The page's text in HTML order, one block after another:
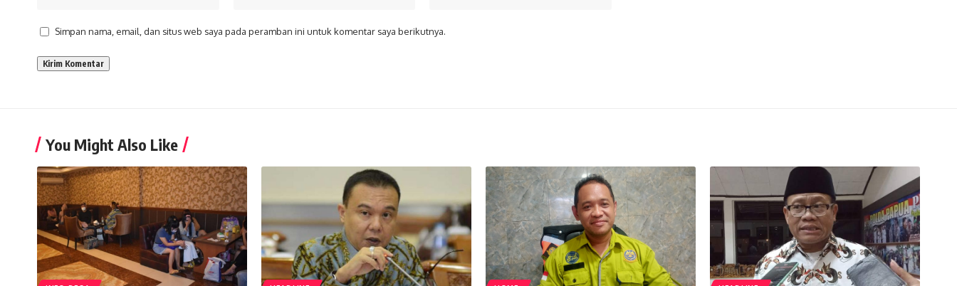
Simpan nama, email, dan situs web saya pada peramban ini untuk komentar saya berikutnya.
You Might Also Like